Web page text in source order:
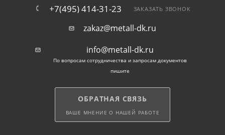
+7(495) 414-31-23 ЗАКАЗАТЬ ЗВОНОК
zakaz@metall-dk.ru
info@metall-dk.ru
По вопросам сотрудничества и запросам документов
пишите
ОБРАТНАЯ СВЯЗЬ
ВАШЕ МНЕНИЕ О НАШЕЙ РАБОТЕ